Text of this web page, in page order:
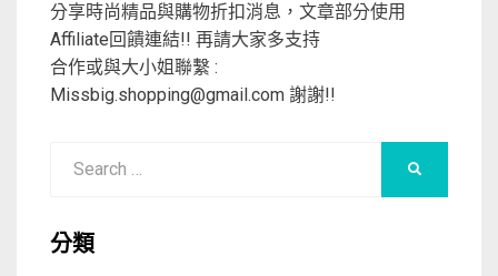
分享時尚精品與購物折扣消息，文章部分使用
Affiliate回饋連結!! 再請大家多支持
合作或與大小姐聯繫 :
Missbig.shopping@gmail.com 謝謝!!
分類